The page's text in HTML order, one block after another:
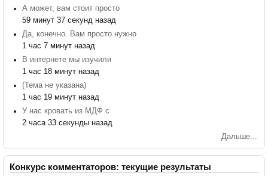
А может, вам стоит просто
59 минут 37 секунд назад
Да, конечно. Вам просто нужно
1 час 7 минут назад
В интернете мы изучили
1 час 18 минут назад
(Тема не указана)
1 час 19 минут назад
У нас кровать из МДФ с
2 часа 33 секунды назад
Дальше...
Конкурс комментаторов: текущие результаты